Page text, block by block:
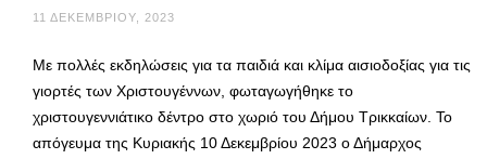
11 ΔΕΚΕΜΒΡΊΟΥ, 2023
Με πολλές εκδηλώσεις για τα παιδιά και κλίμα αισιοδοξίας για τις
γιορτές των Χριστουγέννων, φωταγωγήθηκε το
χριστουγεννιάτικο δέντρο στο χωριό του Δήμου Τρικκαίων. Το
απόγευμα της Κυριακής 10 Δεκεμβρίου 2023 ο Δήμαρχος